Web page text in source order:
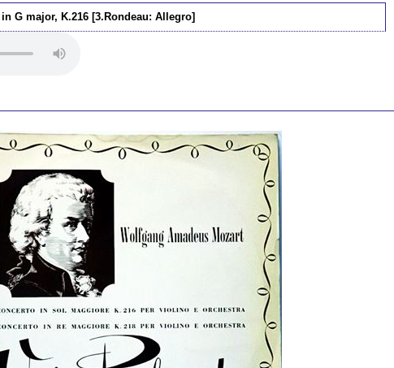
G major, K.216 [3.Rondeau: Allegro]